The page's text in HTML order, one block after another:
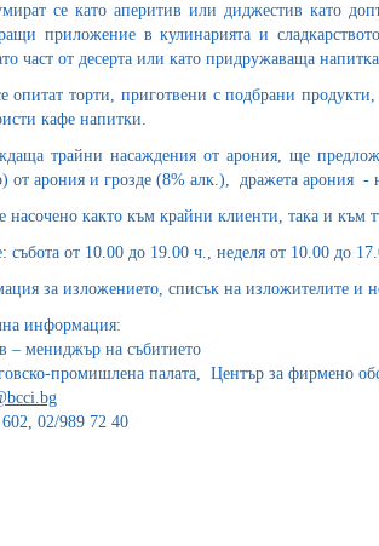
се като аперитив или диджестив като
приложение в кулинарията и
част от десерта или като придружаваща
опитат торти, приготвени с подбрани
кафе напитки.
трайни насаждения от арония, ще
от арония и грозде (8% алк.), дражета арония -
насочено както към крайни клиенти, така и към
събота от 10.00 до 19.00 ч., неделя от 10.00 до
за изложението, списък на изложителите и
информация:
мениджър на събитието
промишлена палата, Център за фирмено
02/989 72 40